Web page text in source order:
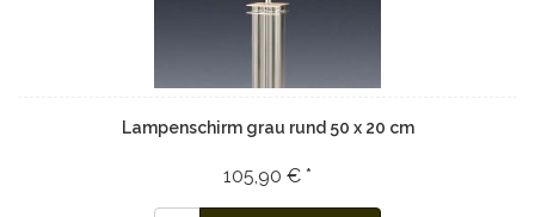
Lampenschirm grau rund 50 x 20 cm
105,90 € *